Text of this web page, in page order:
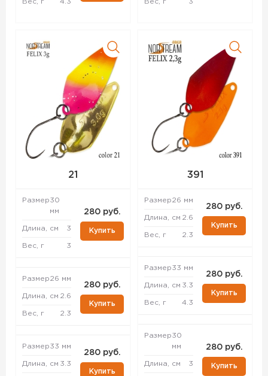
Вес, г 4.3 Вес, г 3
21
Размер30
мм
Длина, см 3
Вес, г 3
280 руб.
Купить
Размер26 мм
Длина, см 2.6
Вес, г 2.3
280 руб.
Купить
Размер33 мм
Длина, см 3.3
280 руб.
Купить
391
Размер26 мм
Длина, см 2.6
Вес, г 2.3
280 руб.
Купить
Размер33 мм
Длина, см 3.3
Вес, г 4.3
280 руб.
Купить
Размер30
мм
Длина, см 3
280 руб.
Купить